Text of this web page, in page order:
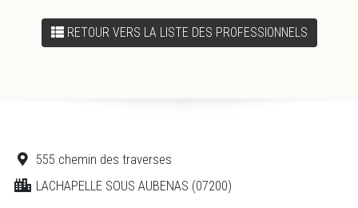
RETOUR VERS LA LISTE DES PROFESSIONNELS
555 chemin des traverses
LACHAPELLE SOUS AUBENAS (07200)